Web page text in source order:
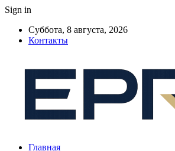
Sign in
Суббота, 8 августа, 2026
Контакты
Главная